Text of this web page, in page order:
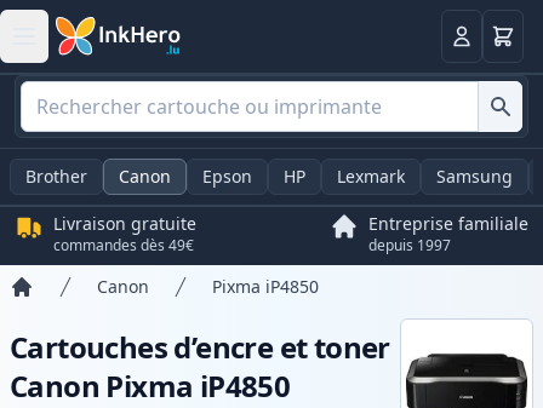
Panier
Brother Canon Epson HP Lexmark Samsung
Livraison gratuite
commandes dès 49€
Entreprise familiale
depuis 1997
Canon Pixma iP4850
Cartouches d’encre et toner
Canon Pixma iP4850